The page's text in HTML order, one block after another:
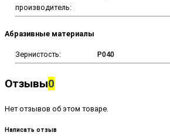
производитель:
Абразивные материалы
Зернистость: P040
Отзывы0
Нет отзывов об этом товаре.
Написать отзыв